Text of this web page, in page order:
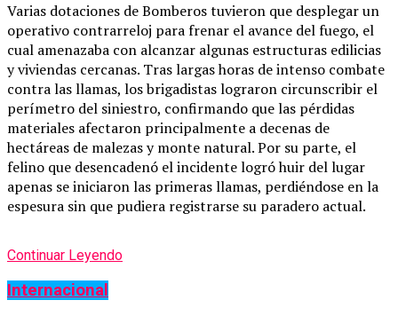
Varias dotaciones de Bomberos tuvieron que desplegar un
operativo contrarreloj para frenar el avance del fuego, el
cual amenazaba con alcanzar algunas estructuras edilicias
y viviendas cercanas. Tras largas horas de intenso combate
contra las llamas, los brigadistas lograron circunscribir el
perímetro del siniestro, confirmando que las pérdidas
materiales afectaron principalmente a decenas de
hectáreas de malezas y monte natural. Por su parte, el
felino que desencadenó el incidente logró huir del lugar
apenas se iniciaron las primeras llamas, perdiéndose en la
espesura sin que pudiera registrarse su paradero actual.
Continuar Leyendo
Internacional